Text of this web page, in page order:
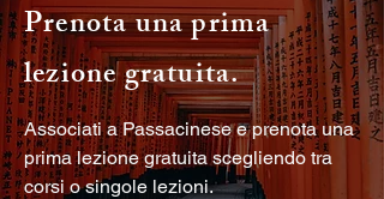
Prenota una prima
lezione gratuita.
Associati a Passacinese e prenota una
prima lezione gratuita scegliendo tra
corsi o singole lezioni.